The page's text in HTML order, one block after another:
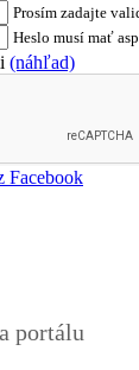
Prosím zadajte
Heslo musí mať
(náhľad)
Facebook
portálu